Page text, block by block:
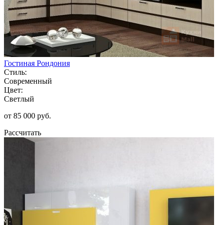
Гостиная Рондония
Стиль:
Современный
Цвет:
Светлый
от 85 000 руб.
Рассчитать